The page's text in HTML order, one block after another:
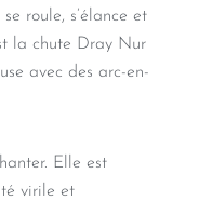
roule, s’élance et
la chute Dray Nur
avec des arc-en-
Elle est
virile et